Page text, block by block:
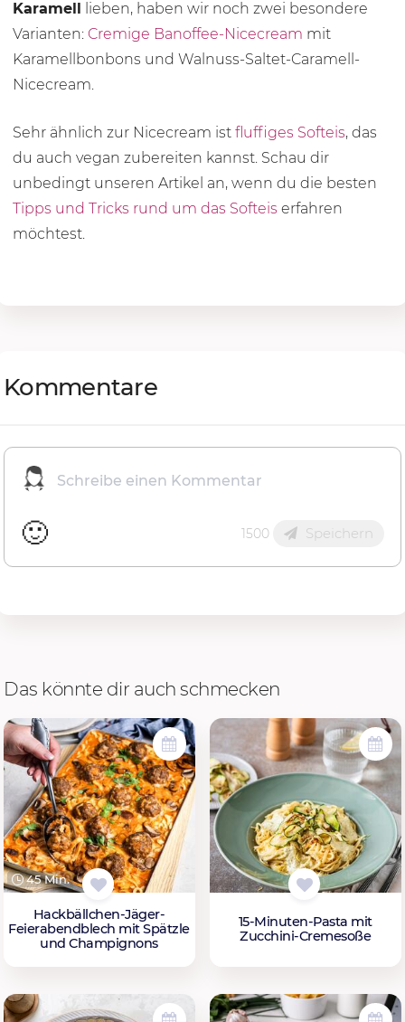
Karamell lieben, haben wir noch zwei besondere
Varianten: Cremige Banoffee-Nicecream mit
Karamellbonbons und Walnuss-Saltet-Caramell-
Nicecream.
Sehr ähnlich zur Nicecream ist fluffiges Softeis, das
du auch vegan zubereiten kannst. Schau dir
unbedingt unseren Artikel an, wenn du die besten
Tipps und Tricks rund um das Softeis erfahren
möchtest.
Kommentare
🙂 1500 Speichern
Das könnte dir auch schmecken
45 Min.
Hackbällchen-Jäger-
Feierabendblech mit Spätzle
und Champignons
15-Minuten-Pasta mit
Zucchini-Cremesoße